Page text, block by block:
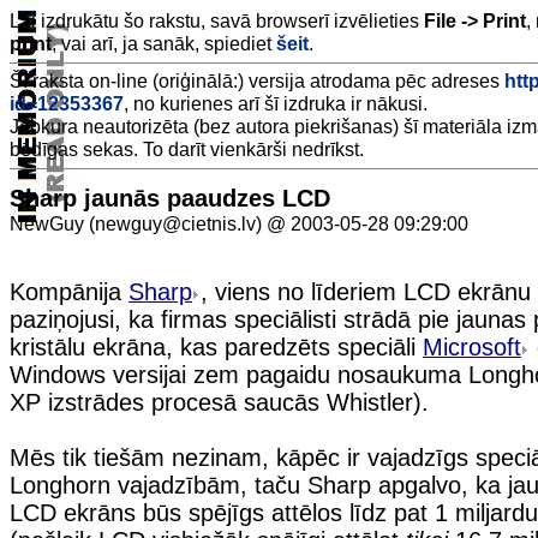
Lai izdrukātu šo rakstu, savā browserī izvēlieties File -> Print,
print, vai arī, ja sanāk, spiedietšeit.
Šī raksta on-line (oriģinālā:) versija atrodama pēc adreses
id=12353367, no kurienes arī šī izdruka ir nākusi.
Jebkura neautorizēta (bez autora piekrišanas) šī materiāla
bēdīgas sekas. To darīt vienkārši nedrīkst.
Sharp jaunās paaudzes LCD
NewGuy (newguy@cietnis.lv) @ 2003-05-28 09:29:00
Kompānija Sharp , viens no līderiem LCD
paziņojusi, ka firmas speciālisti strādā pie jaunas
kristālu ekrāna, kas paredzēts speciāli Microsoft
Windows versijai zem pagaidu nosaukuma
XP izstrādes procesā saucās Whistler).
Mēs tik tiešām nezinam, kāpēc ir vajadzīgs
Longhorn vajadzībām, taču Sharp apgalvo, ka
LCD ekrāns būs spējīgs attēlos līdz pat 1